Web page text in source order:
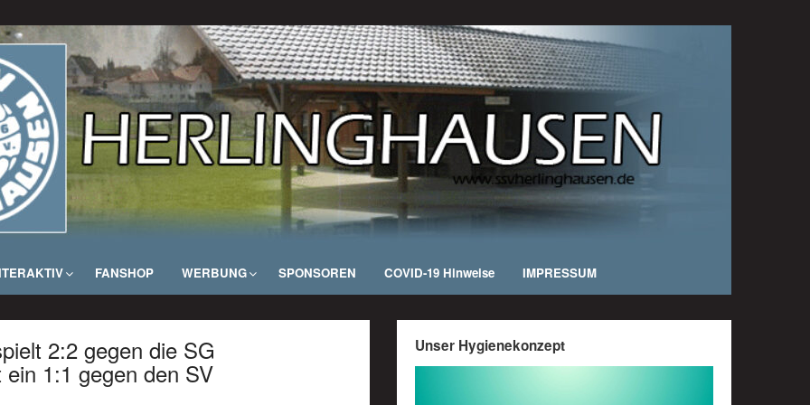
FANSHOP WERBUNG SPONSOREN COVID-19 Hinweise IMPRESSUM
2:2 gegen die SG
1:1 gegen den SV
Unser Hygienekonzept